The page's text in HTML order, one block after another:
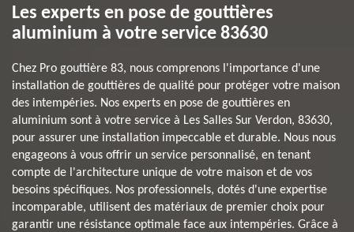
Les experts en pose de gouttières
aluminium à votre service 83630
Chez Pro gouttière 83, nous comprenons l'importance d'une
installation de gouttières de qualité pour protéger votre maison
des intempéries. Nos experts en pose de gouttières en
aluminium sont à votre service à Les Salles Sur Verdon, 83630,
pour assurer une installation impeccable et durable. Nous nous
engageons à vous offrir un service personnalisé, en tenant
compte de l'architecture unique de votre maison et de vos
besoins spécifiques. Nos professionnels, dotés d'une expertise
incomparable, utilisent des matériaux de premier choix pour
garantir une résistance optimale face aux intempéries. Grâce à